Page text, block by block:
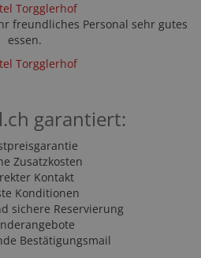
Torgglerhof
freundliches Personal sehr gutes
essen.
Torgglerhof
garantiert:
Zusatzkosten
Kontakt
Konditionen
sichere Reservierung
Bestätigungsmail